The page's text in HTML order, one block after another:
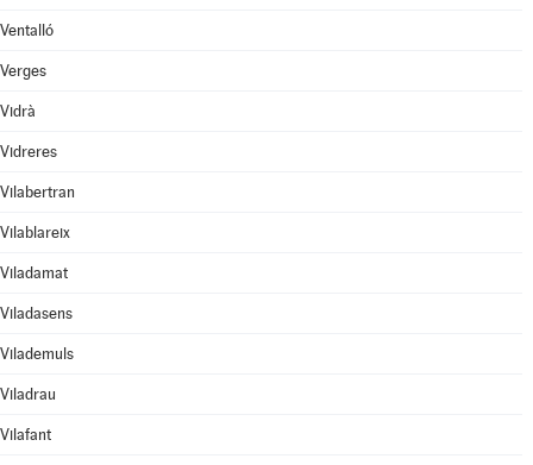
Ventalló
Verges
Vidrà
Vidreres
Vilabertran
Vilablareix
Viladamat
Viladasens
Vilademuls
Viladrau
Vilafant